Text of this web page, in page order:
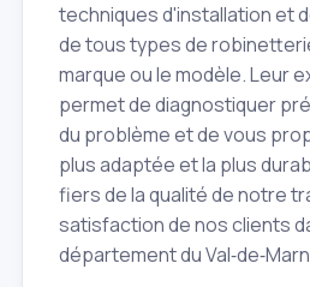
techniques d'installation et
de tous types de
marque ou le modèle. Leur
permet de diagnostiquer
du problème et de vous
plus adaptée et la plus
fiers de la qualité de notre
satisfaction de nos clients
département du